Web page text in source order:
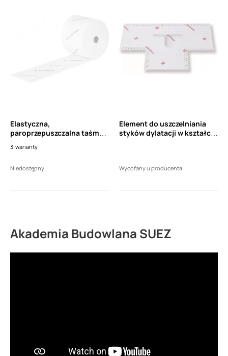
Elastyczna,
paroprzepuszczalna taśma
ASO DICHTBAND 2000 12cm
3 warianty
Niedostępny
Element do uszczelniania
styków dylatacji w kształcie
Wycofany u producenta
Akademia Budowlana SUEZ